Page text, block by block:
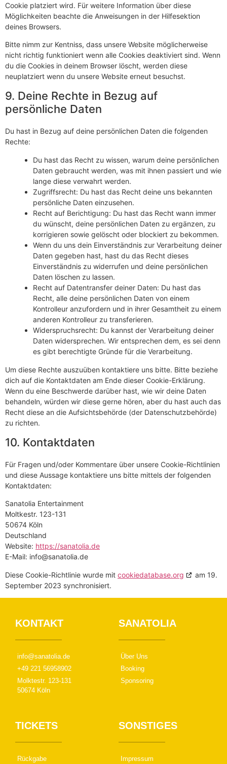
Cookie platziert wird. Für weitere Information über diese
Möglichkeiten beachte die Anweisungen in der Hilfesektion
deines Browsers.
Bitte nimm zur Kentniss, dass unsere Website möglicherweise
nicht richtig funktioniert wenn alle Cookies deaktiviert sind. Wenn
du die Cookies in deinem Browser löscht, werden diese
neuplatziert wenn du unsere Website erneut besuchst.
9. Deine Rechte in Bezug auf
persönliche Daten
Du hast in Bezug auf deine persönlichen Daten die folgenden
Rechte:
Du hast das Recht zu wissen, warum deine persönlichen
Daten gebraucht werden, was mit ihnen passiert und wie
lange diese verwahrt werden.
Zugriffsrecht: Du hast das Recht deine uns bekannten
persönliche Daten einzusehen.
Recht auf Berichtigung: Du hast das Recht wann immer
du wünscht, deine persönlichen Daten zu ergänzen, zu
korrigieren sowie gelöscht oder blockiert zu bekommen.
Wenn du uns dein Einverständnis zur Verarbeitung deiner
Daten gegeben hast, hast du das Recht dieses
Einverständnis zu widerrufen und deine persönlichen
Daten löschen zu lassen.
Recht auf Datentransfer deiner Daten: Du hast das
Recht, alle deine persönlichen Daten von einem
Kontrolleur anzufordern und in ihrer Gesamtheit zu einem
anderen Kontrolleur zu transferieren.
Widerspruchsrecht: Du kannst der Verarbeitung deiner
Daten widersprechen. Wir entsprechen dem, es sei denn
es gibt berechtigte Gründe für die Verarbeitung.
Um diese Rechte auszuüben kontaktiere uns bitte. Bitte beziehe
dich auf die Kontaktdaten am Ende dieser Cookie-Erklärung.
Wenn du eine Beschwerde darüber hast, wie wir deine Daten
behandeln, würden wir diese gerne hören, aber du hast auch das
Recht diese an die Aufsichtsbehörde (der Datenschutzbehörde)
zu richten.
10. Kontaktdaten
Für Fragen und/oder Kommentare über unsere Cookie-Richtlinien
und diese Aussage kontaktiere uns bitte mittels der folgenden
Kontaktdaten:
Sanatolia Entertainment
Moltkestr. 123-131
50674 Köln
Deutschland
Website: https://sanatolia.de
E-Mail: ed.ailotanas@ofni
Diese Cookie-Richtlinie wurde mit cookiedatabase.org
am 19.
September 2023 synchronisiert.
KONTAKT
info@sanatolia.de
+49 221 56958902
Molktestr. 123-131
50674 Köln
SANATOLIA
Über Uns
Booking
Sponsoring
TICKETS
Rückgabe
SONSTIGES
Impressum